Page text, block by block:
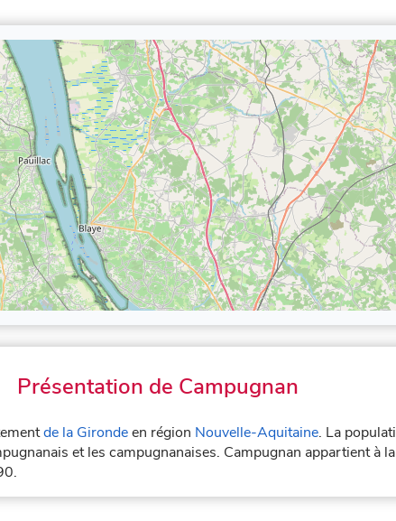
Présentation de Campugnan
de la Girondeen région Nouvelle-Aquitaine. La
et les campugnanaises. Campugnan appartient à la